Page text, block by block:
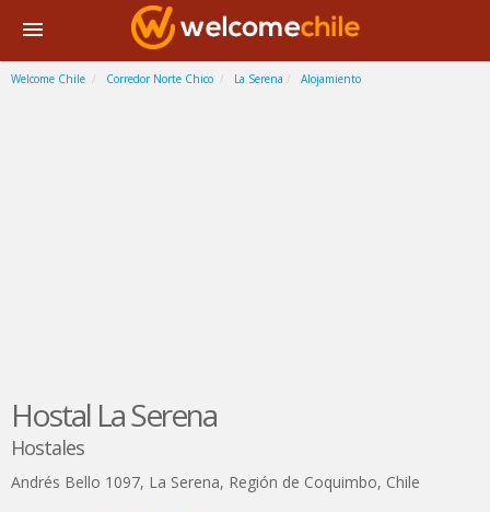
Welcome Chile Corredor Norte Chico La Serena Alojamiento
Hostal La Serena
Hostales
Andrés Bello 1097, La Serena, Región de Coquimbo, Chile